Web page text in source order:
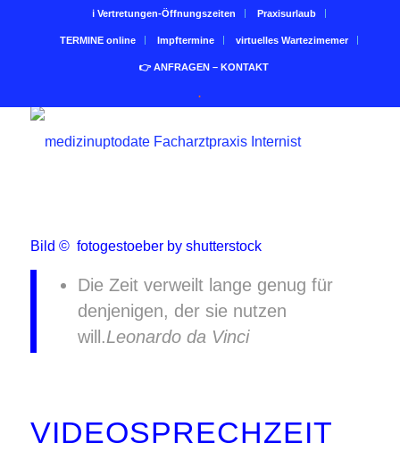
ℹ Vertretungen-Öffnungszeiten Praxisurlaub
TERMINE online Impftermine virtuelles Wartezimemer
👉 ANFRAGEN – KONTAKT
.
Bild © fotogestoeberby shutterstock
Die Zeit verweilt lange genug für
denjenigen, der sie nutzen
will.Leonardo da Vinci
VIDEOSPRECHZEIT